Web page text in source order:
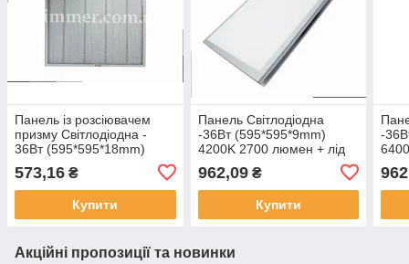
Панель із розсіювачем
призму Світлодіодна -
36Вт (595*595*18mm)
4200K 3400 люмен 442-
LEPS-60036 LEZARD
573,16 ₴
Купити
Панель Світлодіодна
-36Вт (595*595*9mm)
4200K 2700 люмен + лід
962,09₴
Купити
-
Акційні пропозиції та новинки